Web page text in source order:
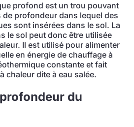
profond est un trou pouvant
de profondeur dans lequel des
sont insérées dans le sol. La
le sol peut donc être utilisée
Il est utilisé pour alimenter
en énergie de chauffage à
constante et fait
chaleur dite à eau salée.
du